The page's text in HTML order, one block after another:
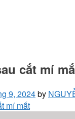
cắt mí
9, 2024by